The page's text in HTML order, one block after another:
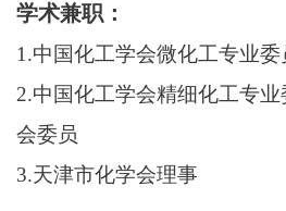
学术兼职：
1.中国化工学会微化工专业委
2.中国化工学会精细化工专
会委员
3.天津市化学会理事